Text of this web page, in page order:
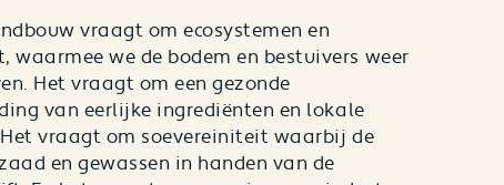
vraagt om ecosystemen en
waarmee we de bodem en bestuivers weer
Het vraagt om een gezonde
van eerlijke ingrediënten en lokale
vraagt om soevereiniteit waarbij de
en gewassen in handen van de